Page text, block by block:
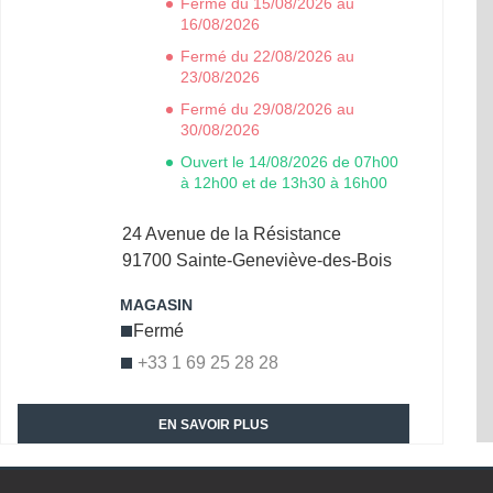
24 Avenue de la Résistance
91700 Sainte-Geneviève-des-Bois
+33 1 69 25 28 28
Fermé
16/08/2026
Fermé du 22/08/2026 au
23/08/2026
Fermé du 29/08/2026 au
30/08/2026
Ouvert le 14/08/2026 de 07h00
à 12h00 et de 13h30 à 16h00
EN SAVOIR PLUS